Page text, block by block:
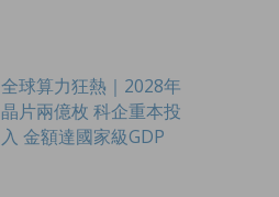
全球算力狂熱｜2028年
晶片兩億枚 科企重本投
入 金額達國家級GDP